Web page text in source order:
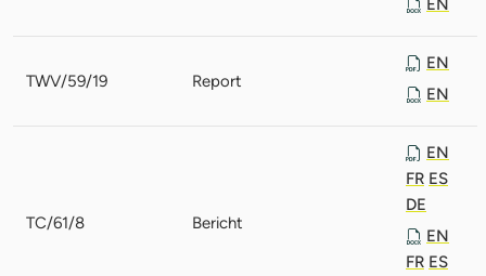
EN
TWV/59/19 Report
EN
EN
TC/61/8 Bericht
EN
FR ES
DE
EN
FR ES